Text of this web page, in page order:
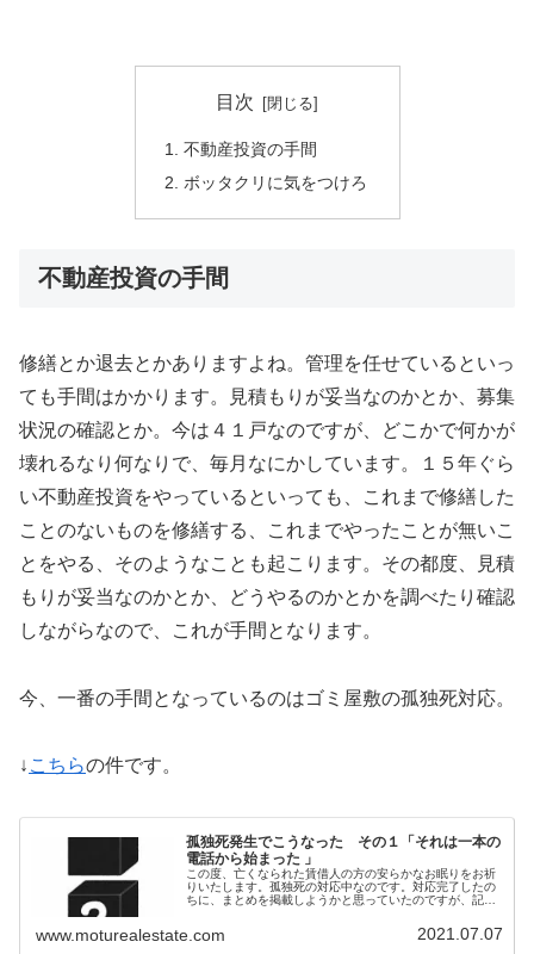
目次
不動産投資の手間
ボッタクリに気をつけろ
不動産投資の手間
修繕とか退去とかありますよね。管理を任せているといっ
ても手間はかかります。見積もりが妥当なのかとか、募集
状況の確認とか。今は４１戸なのですが、どこかで何かが
壊れるなり何なりで、毎月なにかしています。１５年ぐら
い不動産投資をやっているといっても、これまで修繕した
ことのないものを修繕する、これまでやったことが無いこ
とをやる、そのようなことも起こります。その都度、見積
もりが妥当なのかとか、どうやるのかとかを調べたり確認
しながらなので、これが手間となります。
今、一番の手間となっているのはゴミ屋敷の孤独死対応。
↓ こちらの件です。
孤独死発生でこうなった その１「それは一本の
電話から始まった 」
この度、亡くなられた賃借人の方の安らかなお眠りをお祈
りいたします。孤独死の対応中なのです。対応完了したの
ちに、まとめを掲載しようかと思っていたのですが、記憶
www.moturealestate.com 2021.07.07